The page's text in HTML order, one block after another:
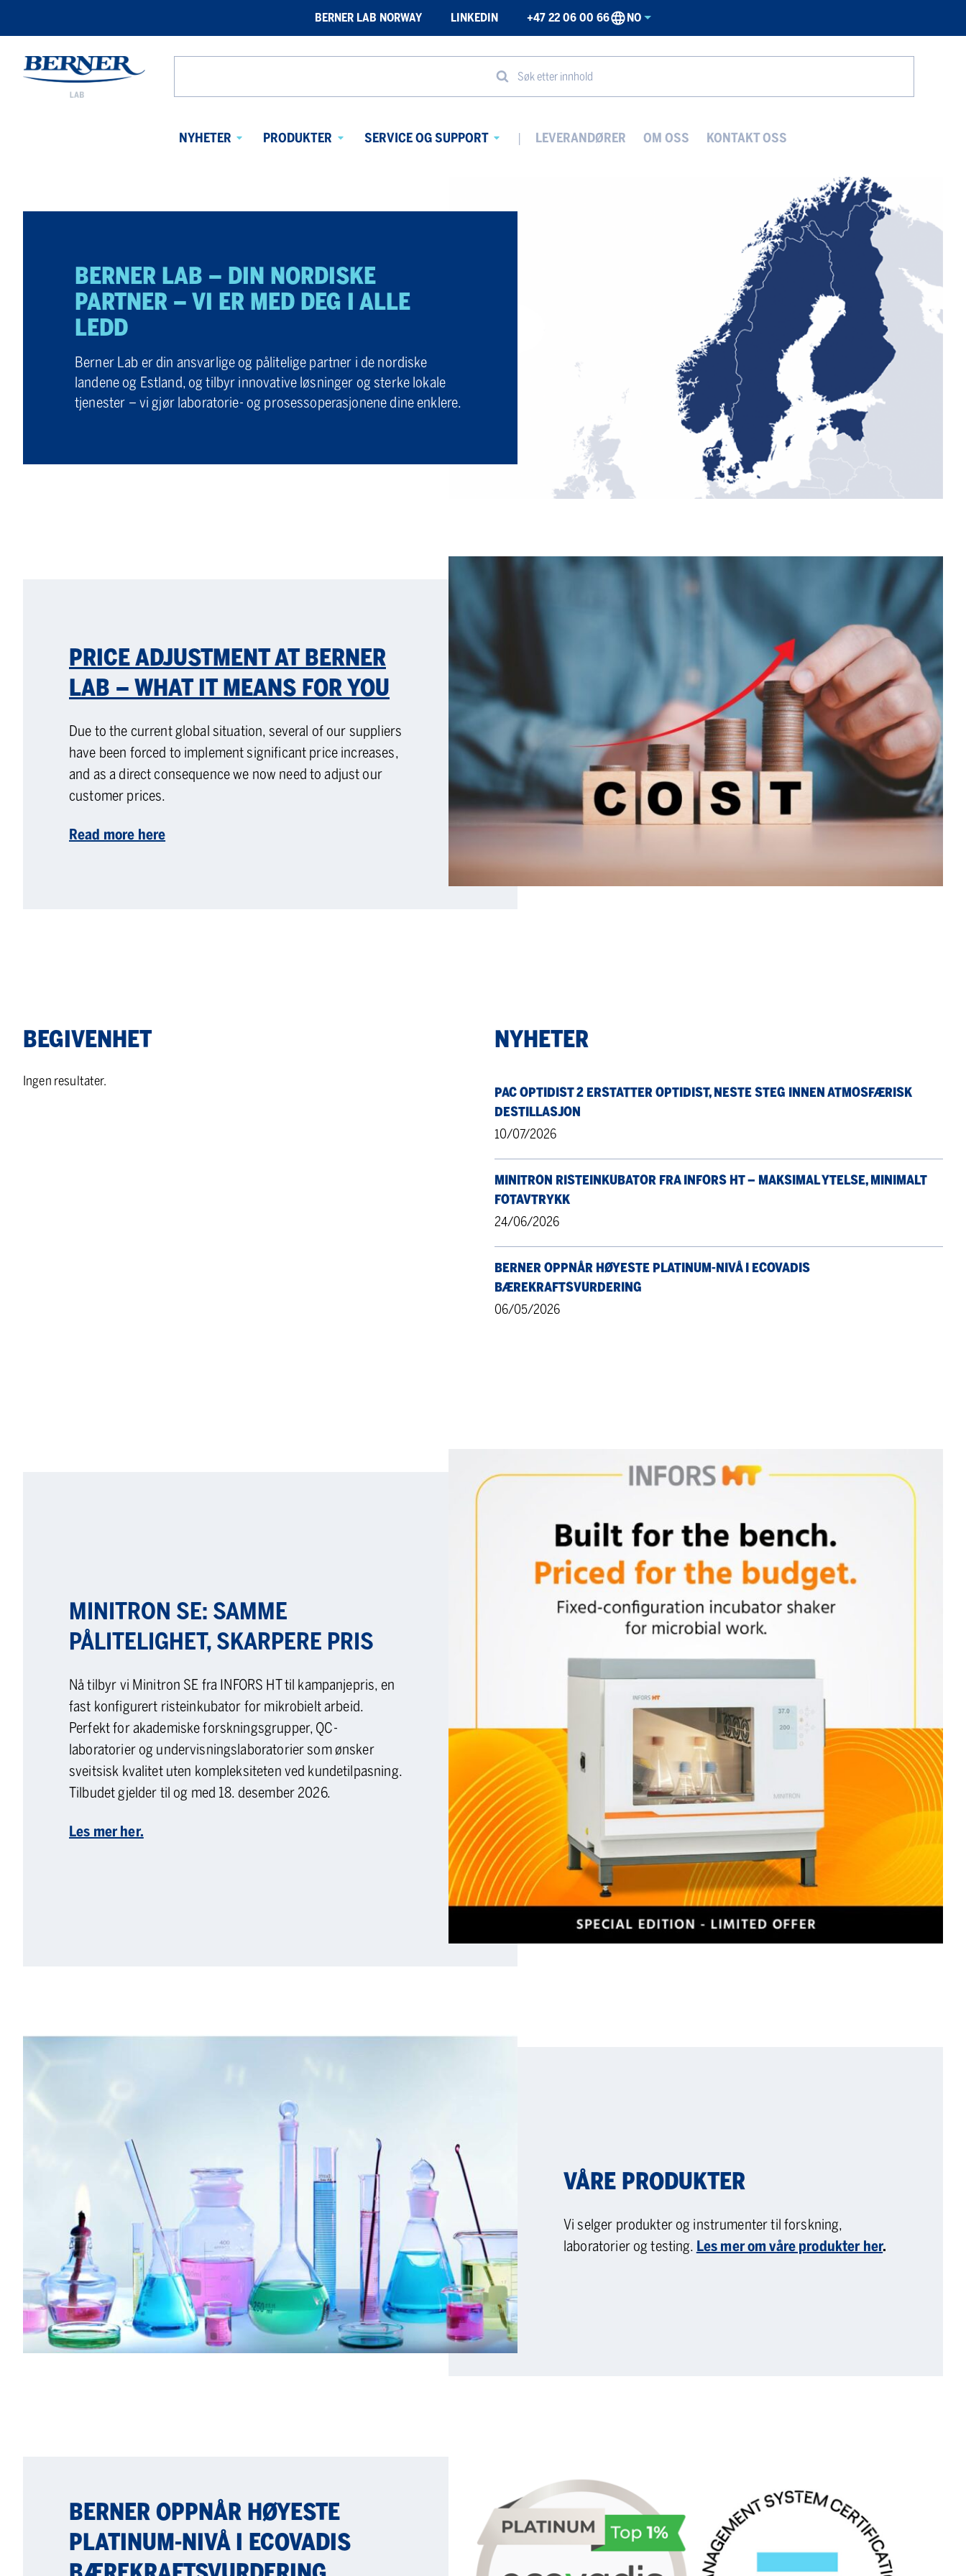
BERNER LAB NORWAY LINKEDIN +47 22 06 00 66 NO
Berner
Lab
from
Søk etter innhold
NYHETER
PRODUKTER
SERVICE OG SUPPORT
LEVERANDØRER OM OSS KONTAKT OSS
BERNER LAB – DIN NORDISKE
PARTNER – VI ER MED DEG I ALLE
LEDD
Berner Lab er din ansvarlige og pålitelige partner i de nordiske
landene og Estland, og tilbyr innovative løsninger og sterke lokale
tjenester – vi gjør laboratorie- og prosessoperasjonene dine enklere.
PRICE ADJUSTMENT AT BERNER
LAB – WHAT IT MEANS FOR YOU
Due to the current global situation, several of our suppliers
have been forced to implement significant price increases,
and as a direct consequence we now need to adjust our
customer prices.
Read more here
BEGIVENHET
Ingen resultater.
NYHETER
PAC OPTIDIST 2 ERSTATTER OPTIDIST, NESTE STEG INNEN ATMOSFÆRISK
DESTILLASJON
10/07/2026
MINITRON RISTEINKUBATOR FRA INFORS HT – MAKSIMAL YTELSE, MINIMALT
FOTAVTRYKK
24/06/2026
BERNER OPPNÅR HØYESTE PLATINUM-NIVÅ I ECOVADIS
BÆREKRAFTSVURDERING
06/05/2026
MINITRON SE: SAMME
PÅLITELIGHET, SKARPERE PRIS
Nå tilbyr vi Minitron SE fra INFORS HT til kampanjepris, en
fast konfigurert risteinkubator for mikrobielt arbeid.
Perfekt for akademiske forskningsgrupper, QC-
laboratorier og undervisningslaboratorier som ønsker
sveitsisk kvalitet uten kompleksiteten ved kundetilpasning.
Tilbudet gjelder til og med 18. desember 2026.
Les mer her.
VÅRE PRODUKTER
Vi selger produkter og instrumenter til forskning,
laboratorier og testing. Les mer om våre produkter her.
BERNER OPPNÅR HØYESTE
PLATINUM-NIVÅ I ECOVADIS